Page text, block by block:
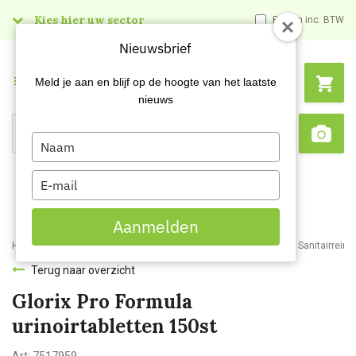
Kies hier uw sector Prijzen inc. BTW
Search
Menu
Home Webshop Schoonmaakartikelen Reinigingsmiddelen
Terug naar overzicht
Glorix Pro Formula
urinoirtabletten 150st
Nieuwsbrief
Meld je aan en blijf op de hoogte van het laatste
nieuws
Type
your
name
Type
your
email
Aanmelden